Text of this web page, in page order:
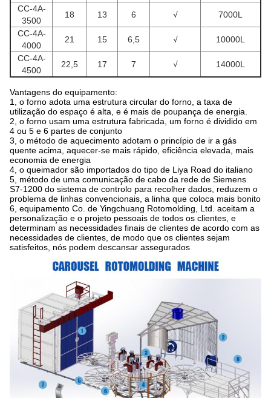
CC-4A-
3500
18 13 6 √
7000L
CC-4A-
4000
21 15 6,5 √
10000L
CC-4A-
4500
22,5 17 7 √ 14000L
Vantagens do equipamento:
1, o forno adota uma estrutura circular do forno, a taxa de
utilização do espaço é alta, e é mais de poupança de energia.
2, o forno usam uma estrutura fabricada, um forno é dividido em
4 ou 5 e 6 partes de conjunto
3, o método de aquecimento adotam o princípio de ir a gás
quente acima, aquecer-se mais rápido, eficiência elevada, mais
economia de energia
4, o queimador são importados do tipo de Liya Road do italiano
5, método de uma comunicação de cabo da rede de Siemens
S7-1200 do sistema de controlo para recolher dados, reduzem o
problema de linhas convencionais, a linha que coloca mais bonito
6, equipamento Co. de Yingchuang Rotomolding, Ltd. aceitam a
personalização e o projeto pessoais de todos os clientes, e
determinam as necessidades finais de clientes de acordo com as
necessidades de clientes, de modo que os clientes sejam
satisfeitos, nós podem descansar assegurados